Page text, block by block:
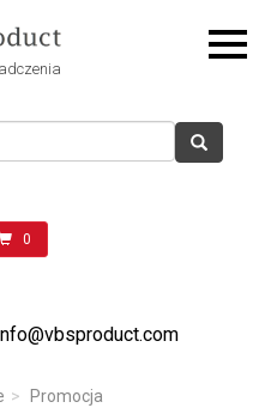
0
Promocja